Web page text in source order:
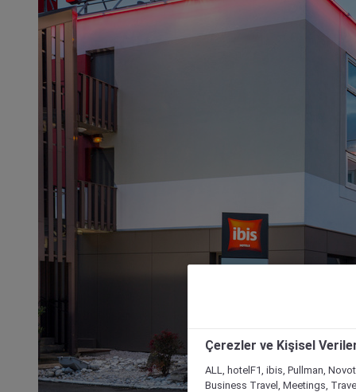
Çerezler ve Kişisel
ALL, hotelF1, ibis, Pullman,
Business Travel, Meetings,